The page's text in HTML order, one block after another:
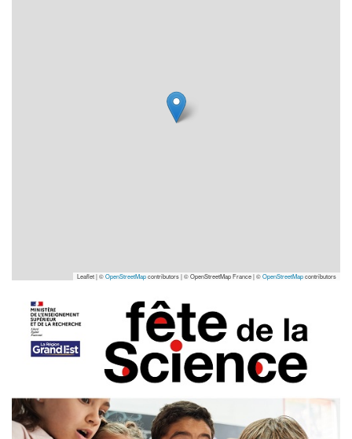
Leaflet | ©OpenStreetMapcontributors|© OpenStreetMap France | ©OpenStreetMapcontributors